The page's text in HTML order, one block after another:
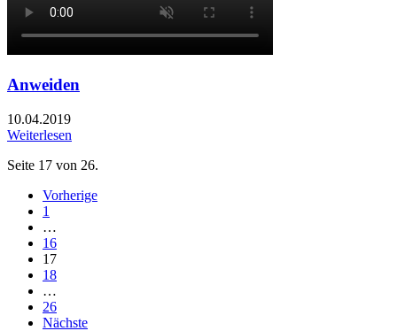
Anweiden
10.04.2019
Weiterlesen
Seite 17 von 26.
Vorherige
1
…
16
17
18
…
26
Nächste